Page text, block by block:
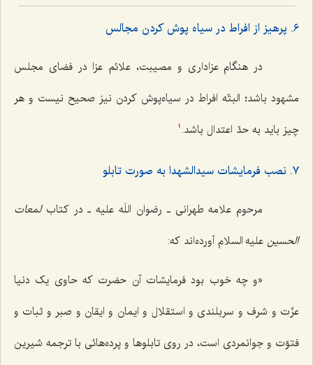
٦. پرهیز از افراط در سیاه پوش کردن مجالس
در هنگام عزاداری و مصیبت، علائم عزا در فضای مجلس
مشهود باشد؛ البتّه افراط در سیاه‌پوش کردن نیز صحیح نیست و هر
چیز باید به حدّ اعتدال باشد. 1
٧. نصب فرمایشات سیدالشهدا به صورت تابلو
مرحوم علامه طهرانی ـ رضوان اللَه علیه ـ در کتابلمعات
الحسین علیه السلام آورده‌اند که:
«و چه خوب بود فرمایشات آن حضرت که حاوی یک دنیا
عزّت و شرف و سربلندی و استقلال و ایمان و ایقان و صبر و ثبات و
فتوّت و جوانمردی است، در روی تابلوها و پرده‌هائی با ترجمه شیرین